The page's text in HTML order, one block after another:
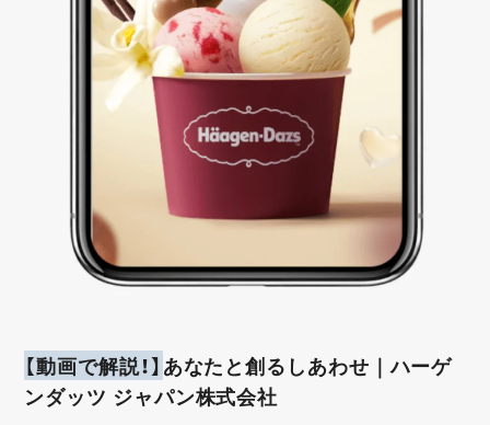
【動画で解説！】あなたと創るしあわせ｜ハーゲ
ンダッツ ジャパン株式会社